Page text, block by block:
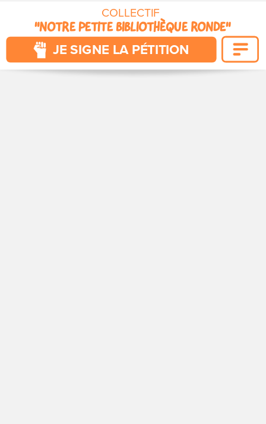
JE SIGNE LA PÉTITION
COLLECTIF
"NOTRE PETITE BIBLIOTHÈQUE RONDE"
POUR QUE VIVENT NOS CITÉS